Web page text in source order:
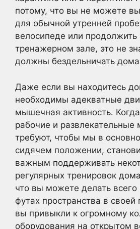
потому, что вы не можете
для обычной утренней
велосипеде или продолжить
тренажерном зале, это не
должны бездельничать
Даже если вы находитесь
необходимы адекватные
мышечная активность.
рабочие и развлекательные
требуют, чтобы мы в
сидячем положении,
важным поддерживать
регулярных тренировок
что вы можете делать всего
футах пространства в своей
вы привыкли к огромному
оборудования на открытом